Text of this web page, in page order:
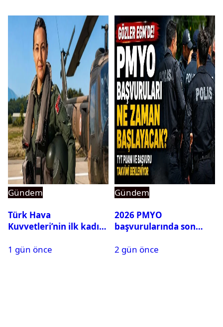
Gündem
Türk Hava
Kuvvetleri’nin ilk kadın
Karapınar hakkında
1 gün önce
Gündem
2026 PMYO
başvurularında son
2 gün önce